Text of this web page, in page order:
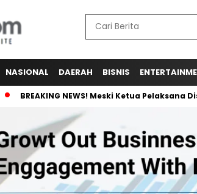
NASIONAL DAERAH BISNIS
BREAKING NEWS! Meski Ketua Pelaksana